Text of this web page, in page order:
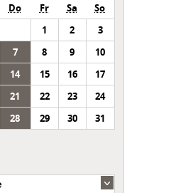
Do Fr Sa
So
1
2
3
7 8 9
10
14 15 16
17
21 22 23
24
28 29 30 31